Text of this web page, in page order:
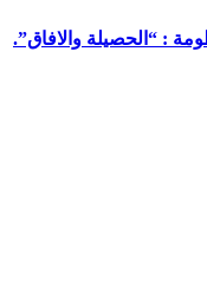
: “الحصيلة والافاق”.